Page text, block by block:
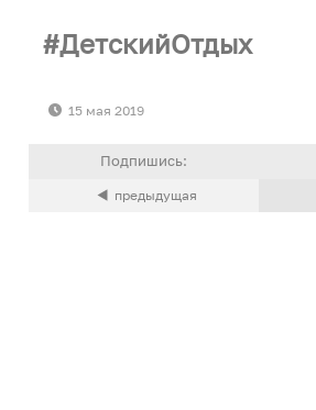
ДетскийОтдых
15 мая 2019